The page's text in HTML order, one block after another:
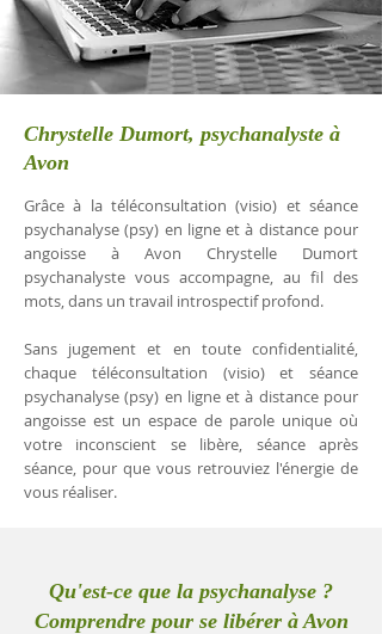
Chrystelle Dumort, psychanalyste à
Avon
Grâce à la téléconsultation (visio) et séance
psychanalyse (psy) en ligne et à distance pour
angoisse à Avon Chrystelle Dumort
psychanalyste vous accompagne, au fil des
mots, dans un travail introspectif profond.
Sans jugement et en toute confidentialité,
chaque téléconsultation (visio) et séance
psychanalyse (psy) en ligne et à distance pour
angoisse est un espace de parole unique où
votre inconscient se libère, séance après
séance, pour que vous retrouviez l'énergie de
vous réaliser.
Qu'est-ce que la psychanalyse ?
Comprendre pour se libérer à Avon